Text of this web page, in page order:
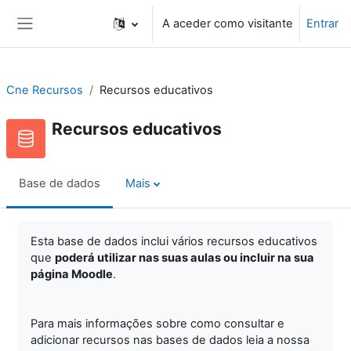
A aceder como visitante Entrar
Cne Recursos Recursos educativos
Recursos educativos
Base de dados Mais
Esta base de dados inclui vários recursos educativos
que poderá utilizar nas suas aulas ou incluir na sua
página Moodle.
Para mais informações sobre como consultar e
adicionar recursos nas bases de dados leia a nossa